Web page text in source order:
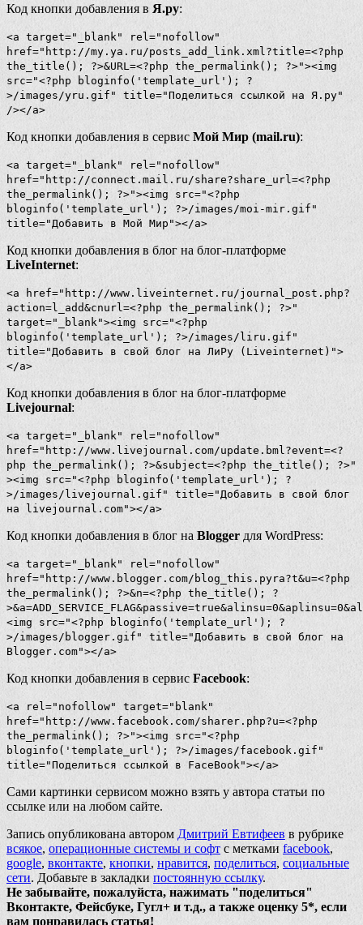
Код кнопки добавления в Я.ру:
<a target="_blank" rel="nofollow"
href="http://my.ya.ru/posts_add_link.xml?title=<?php
the_title(); ?>&URL=<?php the_permalink(); ?>"><img
src="<?php bloginfo('template_url'); ?
>/images/yru.gif" title="Поделиться ссылкой на Я.ру"
/></a>
Код кнопки добавления в сервис Мой Мир (mail.ru):
<a target="_blank" rel="nofollow"
href="http://connect.mail.ru/share?share_url=<?php
the_permalink(); ?>"><img src="<?php
bloginfo('template_url'); ?>/images/moi-mir.gif"
title="Добавить в Мой Мир"></a>
Код кнопки добавления в блог на блог-платформе
LiveInternet:
<a href="http://www.liveinternet.ru/journal_post.php?
action=l_add&cnurl=<?php the_permalink(); ?>"
target="_blank"><img src="<?php
bloginfo('template_url'); ?>/images/liru.gif"
title="Добавить в свой блог на ЛиРу (Liveinternet)">
</a>
Код кнопки добавления в блог на блог-платформе
Livejournal:
<a target="_blank" rel="nofollow"
href="http://www.livejournal.com/update.bml?event=<?
php the_permalink(); ?>&subject=<?php the_title(); ?>"
><img src="<?php bloginfo('template_url'); ?
>/images/livejournal.gif" title="Добавить в свой блог
на livejournal.com"></a>
Код кнопки добавления в блог на Blogger для WordPress:
<a target="_blank" rel="nofollow"
href="http://www.blogger.com/blog_this.pyra?t&u=<?php
the_permalink(); ?>&n=<?php the_title(); ?
<img src="<?php bloginfo('template_url'); ?
>/images/blogger.gif" title="Добавить в свой блог на
Blogger.com"></a>
Код кнопки добавления в сервис Facebook:
<a rel="nofollow" target="blank"
href="http://www.facebook.com/sharer.php?u=<?php
the_permalink(); ?>"><img src="<?php
bloginfo('template_url'); ?>/images/facebook.gif"
title="Поделиться ссылкой в FaceBook"></a>
Сами картинки сервисом можно взять у автора статьи по
ссылке или на любом сайте.
Запись опубликована автором Дмитрий Евтифеев в рубрике
всякое, операционные системы и софт с метками facebook,
google, вконтакте, кнопки, нравится, поделиться, социальные
сети. Добавьте в закладки постоянную ссылку.
Не забывайте, пожалуйста, нажимать "поделиться"
Вконтакте, Фейсбуке, Гугл+ и т.д., а также оценку 5*, если
вам понравилась статья!